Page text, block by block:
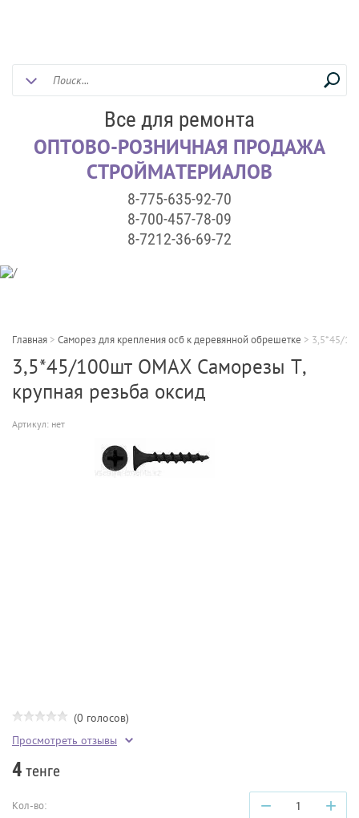
Все для ремонта
ОПТОВО-РОЗНИЧНАЯ ПРОДАЖА
СТРОЙМАТЕРИАЛОВ
8-775-635-92-70
8-700-457-78-09
8-7212-36-69-72
Главная > Саморез для крепления осб к деревянной обрешетке > 3,5*45/
3,5*45/100шт OMAX Саморезы T,
крупная резьба оксид
Артикул: нет
(0 голосов)
Просмотреть отзывы
4 тенге
Кол-во: − +